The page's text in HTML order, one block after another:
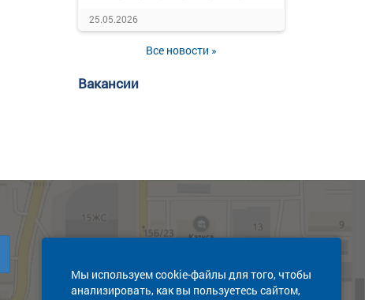
25.05.2026
Все новости »
Вакансии
Мы используем cookie-файлы для того, чтобы
анализировать, как вы пользуетесь сайтом,